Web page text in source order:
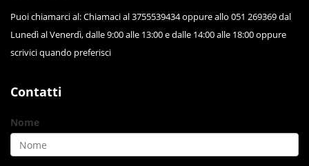
Puoi chiamarci al: Chiamaci al 3755539434 oppure allo 051 269369 dal
Lunedì al Venerdì, dalle 9:00 alle 13:00 e dalle 14:00 alle 18:00 oppure
scrivici quando preferisci
Contatti
Nome